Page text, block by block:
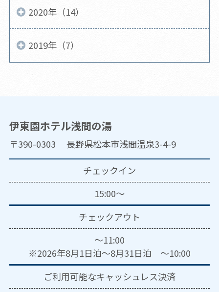
2020年（14）
2019年（7）
伊東園ホテル浅間の湯
〒390-0303 長野県松本市浅間温泉3-4-9
チェックイン
15:00～
チェックアウト
～11:00
※2026年8月1日泊～8月31日泊 ～10:00
ご利用可能なキャッシュレス決済